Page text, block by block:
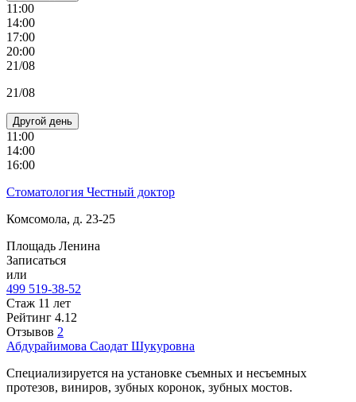
11:00
14:00
17:00
20:00
21/08
21/08
Другой день
11:00
14:00
16:00
Стоматология Честный доктор
Комсомола, д. 23-25
Площадь Ленина
Записаться
или
499 519-38-52
Стаж 11 лет
Рейтинг 4.12
Отзывов 2
Абдурайимова Саодат Шукуровна
Специализируется на установке съемных и несъемных
протезов, виниров, зубных коронок, зубных мостов.